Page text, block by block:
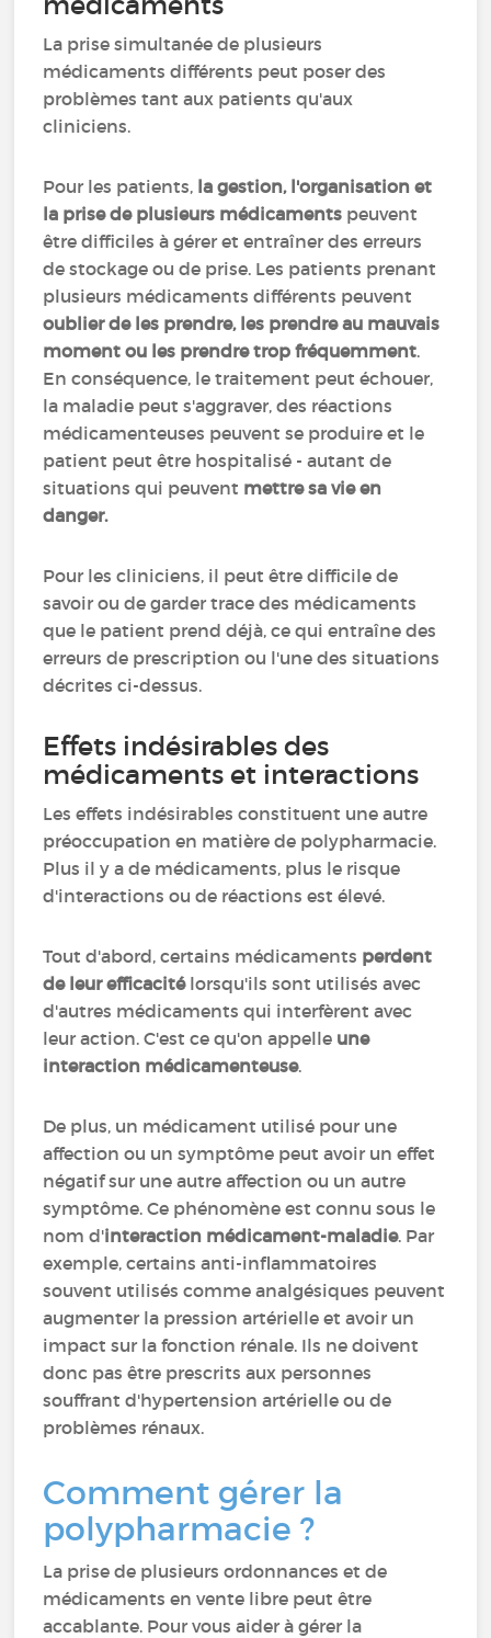
La prise simultanée de plusieurs
médicaments différents peut poser des
problèmes tant aux patients qu'aux
cliniciens.
Pour les patients, la gestion, l'organisation et
la prise de plusieurs médicaments peuvent
être difficiles à gérer et entraîner des erreurs
de stockage ou de prise. Les patients prenant
plusieurs médicaments différents peuvent
oublier de les prendre, les prendre au mauvais
moment ou les prendre trop fréquemment.
En conséquence, le traitement peut échouer,
la maladie peut s'aggraver, des réactions
médicamenteuses peuvent se produire et le
patient peut être hospitalisé - autant de
situations qui peuvent mettre sa vie en
danger.
Pour les cliniciens, il peut être difficile de
savoir ou de garder trace des médicaments
que le patient prend déjà, ce qui entraîne des
erreurs de prescription ou l'une des situations
décrites ci-dessus.
Effets indésirables des
médicaments et interactions
Les effets indésirables constituent une autre
préoccupation en matière de polypharmacie.
Plus il y a de médicaments, plus le risque
d'interactions ou de réactions est élevé.
Tout d'abord, certains médicaments perdent
de leur efficacitélorsqu'ils sont utilisés avec
d'autres médicaments qui interfèrent avec
leur action. C'est ce qu'on appelle une
interaction médicamenteuse.
De plus, un médicament utilisé pour une
affection ou un symptôme peut avoir un effet
négatif sur une autre affection ou un autre
symptôme. Ce phénomène est connu sous le
nom d'interaction médicament-maladie. Par
exemple, certains anti-inflammatoires
souvent utilisés comme analgésiques peuvent
augmenter la pression artérielle et avoir un
impact sur la fonction rénale. Ils ne doivent
donc pas être prescrits aux personnes
souffrant d'hypertension artérielle ou de
problèmes rénaux.
Comment gérer la
polypharmacie ?
La prise de plusieurs ordonnances et de
médicaments en vente libre peut être
accablante. Pour vous aider à gérer la